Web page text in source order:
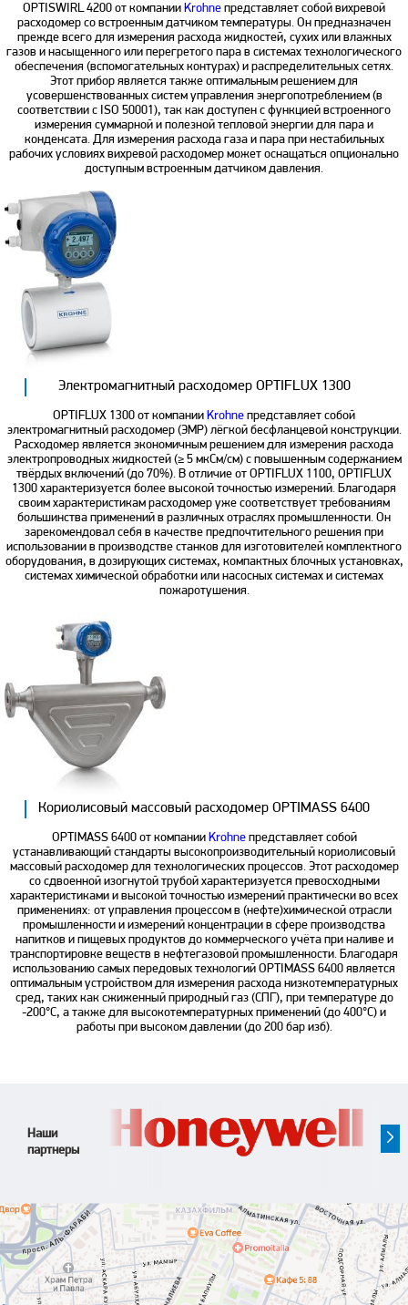
OPTISWIRL 4200 от компании Krohne представляет собой вихревой
расходомер со встроенным датчиком температуры. Он предназначен
прежде всего для измерения расхода жидкостей, сухих или влажных
газов и насыщенного или перегретого пара в системах технологического
обеспечения (вспомогательных контурах) и распределительных сетях.
Этот прибор является также оптимальным решением для
усовершенствованных систем управления энергопотреблением (в
соответствии с ISO 50001), так как доступен с функцией встроенного
измерения суммарной и полезной тепловой энергии для пара и
конденсата. Для измерения расхода газа и пара при нестабильных
рабочих условиях вихревой расходомер может оснащаться опционально
доступным встроенным датчиком давления.
Электромагнитный расходомер OPTIFLUX 1300
OPTIFLUX 1300 от компании Krohne представляет собой
электромагнитный расходомер (ЭМР) лёгкой бесфланцевой конструкции.
Расходомер является экономичным решением для измерения расхода
электропроводных жидкостей (≥ 5 мкСм/см) с повышенным содержанием
твёрдых включений (до 70%). В отличие от OPTIFLUX 1100, OPTIFLUX
1300 характеризуется более высокой точностью измерений. Благодаря
своим характеристикам расходомер уже соответствует требованиям
большинства применений в различных отраслях промышленности. Он
зарекомендовал себя в качестве предпочтительного решения при
использовании в производстве станков для изготовителей комплектного
оборудования, в дозирующих системах, компактных блочных установках,
системах химической обработки или насосных системах и системах
пожаротушения.
Кориолисовый массовый расходомер OPTIMASS 6400
OPTIMASS 6400 от компании Krohneпредставляет собой
устанавливающий стандарты высокопроизводительный кориолисовый
массовый расходомер для технологических процессов. Этот расходомер
со сдвоенной изогнутой трубой характеризуется превосходными
характеристиками и высокой точностью измерений практически во всех
применениях: от управления процессом в (нефте)химической отрасли
промышленности и измерений концентрации в сфере производства
напитков и пищевых продуктов до коммерческого учёта при наливе и
транспортировке веществ в нефтегазовой промышленности. Благодаря
использованию самых передовых технологий OPTIMASS 6400 является
оптимальным устройством для измерения расхода низкотемпературных
сред, таких как сжиженный природный газ (СПГ), при температуре до
-200°C, а также для высокотемпературных применений (до 400°C) и
работы при высоком давлении (до 200 бар изб).
Наши
партнеры